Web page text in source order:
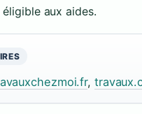
aux aides.
,